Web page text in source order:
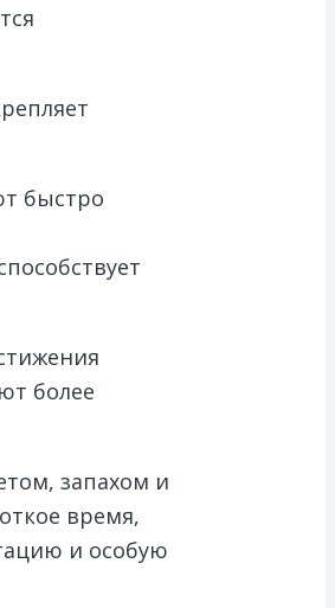
быстро
более
запахом и
время,
и особую